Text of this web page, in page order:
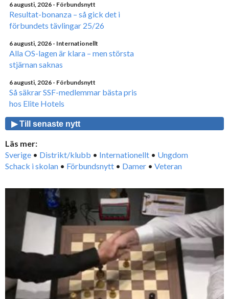
6 augusti, 2026 - Förbundsnytt
Resultat-bonanza – så gick det i
förbundets tävlingar 25/26
6 augusti, 2026 - Internationellt
Alla OS-lagen är klara – men största
stjärnan saknas
6 augusti, 2026 - Förbundsnytt
Så säkrar SSF-medlemmar bästa pris
hos Elite Hotels
▶ Till senaste nytt
Läs mer:
Sverige • Distrikt/klubb • Internationellt • Ungdom
Schack i skolan • Förbundsnytt • Damer • Veteran